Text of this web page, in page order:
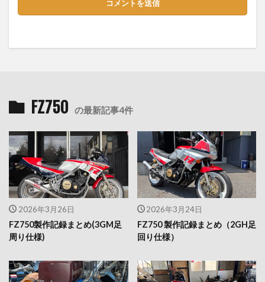
FZ750 の最新記事4件
2026年3月26日
FZ750製作記録まとめ(3GM足
周り仕様)
2026年3月24日
FZ750 製作記録まとめ（2GH足
回り仕様）